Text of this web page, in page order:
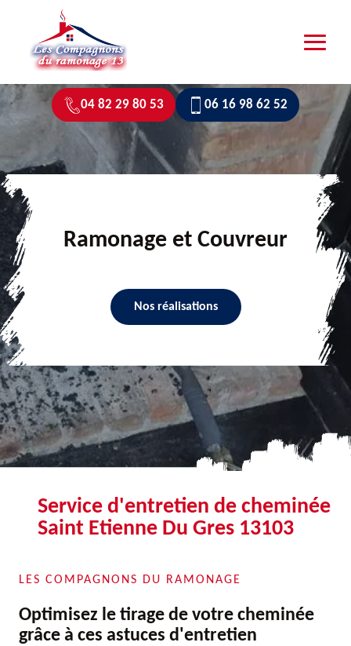
04 82 29 80 53 06 16 98 62 52
Ramonage et Couvreur
Nos réalisations
Service d'entretien de cheminée
Saint Etienne Du Gres 13103
LES COMPAGNONS DU RAMONAGE
Optimisez le tirage de votre cheminée
grâce à ces astuces d'entretien